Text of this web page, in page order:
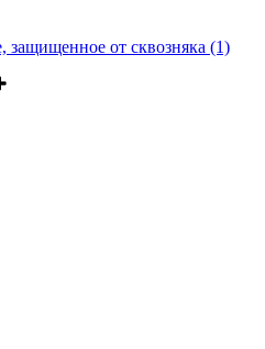
защищенное от сквозняка (1)